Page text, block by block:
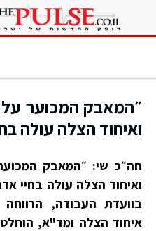
״המאבק המכוער על
ואיחוד הצלה עולה
חה״כ שי: ״המאבק
ואיחוד הצלה עולה בחיי
בוועדת העבודה,
איחוד הצלה ומד"א,